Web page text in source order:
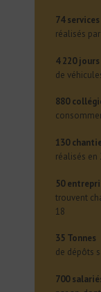
74
réalisés
4 220
de
880
130
réalisés en
50
trouvent
18
35 Tonnes
de dépôts
700